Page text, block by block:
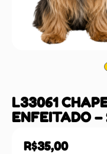
L33061
ENFEITADO –
R$35,00